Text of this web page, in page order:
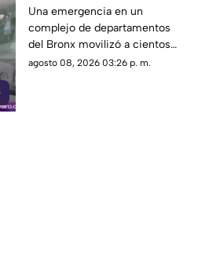
Nueva York deja un
mu3rto y 14 heridos
Una emergencia en un
complejo de departamentos
del Bronx movilizó a cientos
de bomberos y dejó víctimas
agosto 08, 2026 03:26 p. m.